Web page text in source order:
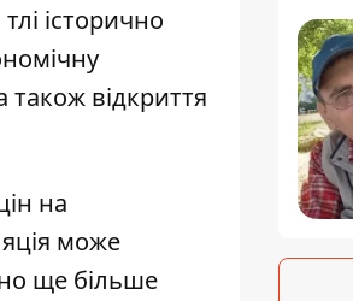
історично
також відкриття
на
може
ще більше